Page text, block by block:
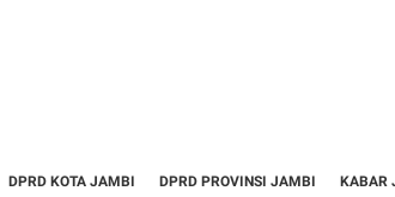
DPRD KOTA JAMBI DPRD PROVINSI JAMBI KABAR